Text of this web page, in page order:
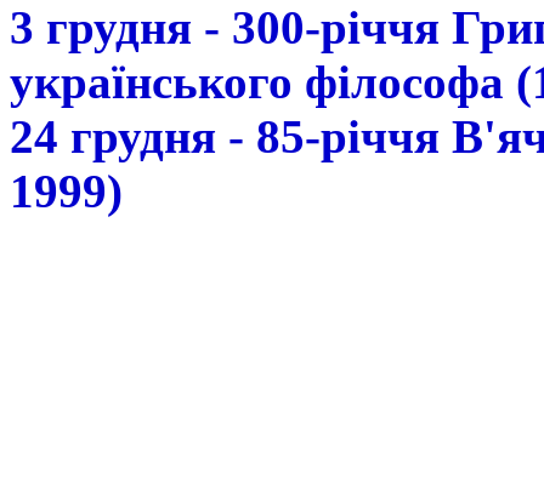
3 грудня - 300-річчя
українського філософа
24 грудня - 85-річчя
1999)